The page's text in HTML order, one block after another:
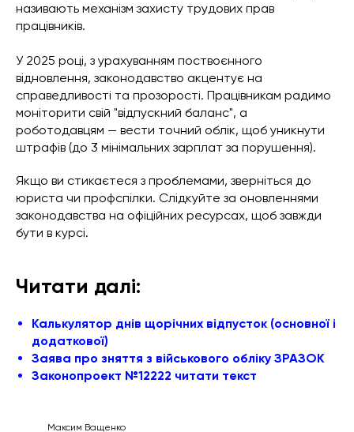
називають механізм захисту трудових прав
працівників.
У 2025 році, з урахуванням поствоєнного
відновлення, законодавство акцентує на
справедливості та прозорості. Працівникам радимо
моніторити свій "відпускний баланс", а
роботодавцям — вести точний облік, щоб уникнути
штрафів (до 3 мінімальних зарплат за порушення).
Якщо ви стикаєтеся з проблемами, зверніться до
юриста чи профспілки. Слідкуйте за оновленнями
законодавства на офіційних ресурсах, щоб завжди
бути в курсі.
Читати далі:
Калькулятор днів щорічних відпусток (основної і
додаткової)
Заява про зняття з військового обліку ЗРАЗОК
Законопроект №12222 читати текст
Максим Ващенко